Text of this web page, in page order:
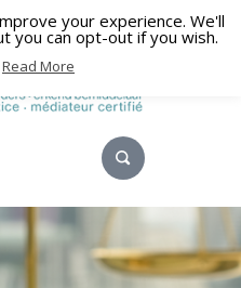
your experience. We'll
you can opt-out if you wish.
Read More